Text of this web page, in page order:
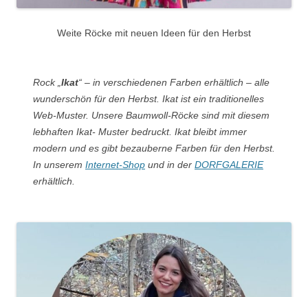
Weite Röcke mit neuen Ideen für den Herbst
Rock „ Ikat“ – in verschiedenen Farben erhältlich – alle
wunderschön für den Herbst. Ikat ist ein traditionelles
Web-Muster. Unsere Baumwoll-Röcke sind mit diesem
lebhaften Ikat- Muster bedruckt. Ikat bleibt immer
modern und es gibt bezauberne Farben für den Herbst.
In unserem Internet-Shop und in der DORFGALERIE
erhältlich.